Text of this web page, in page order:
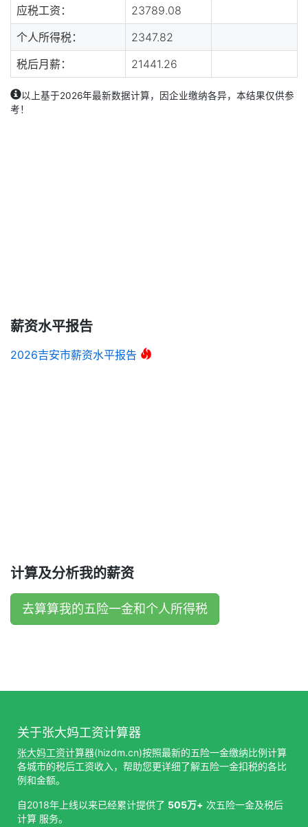
应税工资：
23789.08
个人所得税：
2347.82
税后月薪：
21441.26
以上基于2026年最新数据计算，因企业缴纳各异，本结果仅供参
考！
薪资水平报告
2026吉安市薪资水平报告
计算及分析我的薪资
去算算我的五险一金和个人所得税
关于张大妈工资计算器
张大妈工资计算器(hizdm.cn)按照最新的五险一金缴纳比例计算
各城市的税后工资收入，帮助您更详细了解五险一金扣税的各比
例和金额。
自2018年上线以来已经累计提供了 505万+ 次五险一金及税后
计算 服务。